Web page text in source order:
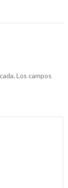
Los campos